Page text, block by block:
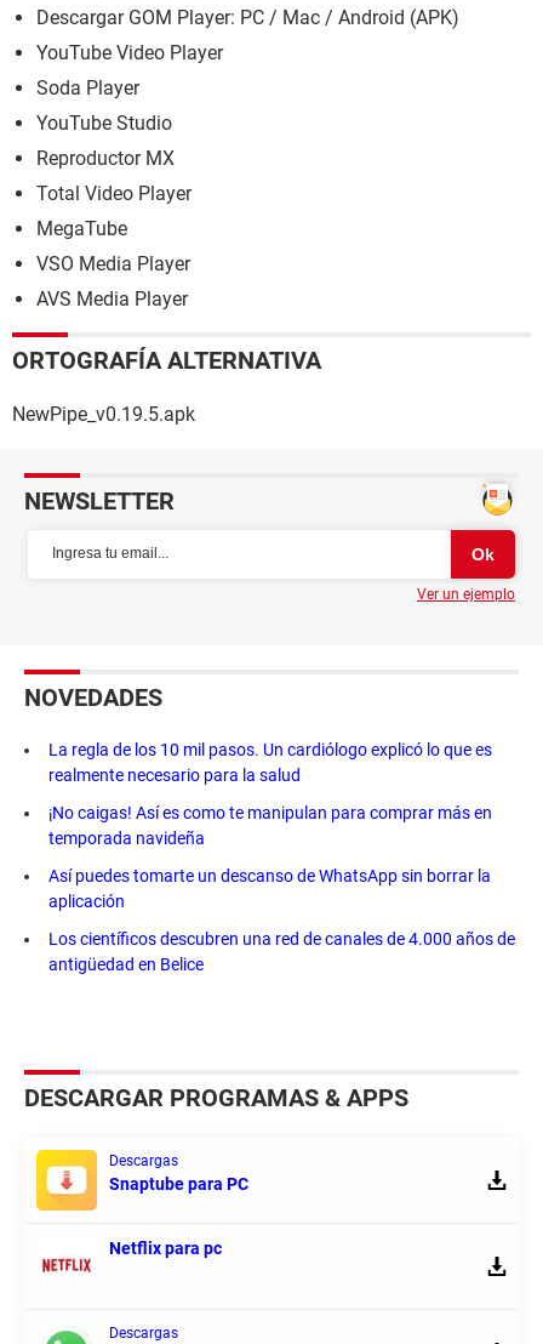
Descargar GOM Player: PC / Mac / Android (APK)
YouTube Video Player
Soda Player
YouTube Studio
Reproductor MX
Total Video Player
MegaTube
VSO Media Player
AVS Media Player
ORTOGRAFÍA ALTERNATIVA
NewPipe_v0.19.5.apk
NEWSLETTER
Ver un ejemplo
NOVEDADES
La regla de los 10 mil pasos. Un cardiólogo explicó lo que es
realmente necesario para la salud
¡No caigas! Así es como te manipulan para comprar más en
temporada navideña
Así puedes tomarte un descanso de WhatsApp sin borrar la
aplicación
Los científicos descubren una red de canales de 4.000 años de
antigüedad en Belice
DESCARGAR PROGRAMAS & APPS
Descargas
Snaptube para PC
Netflix para pc
Descargas